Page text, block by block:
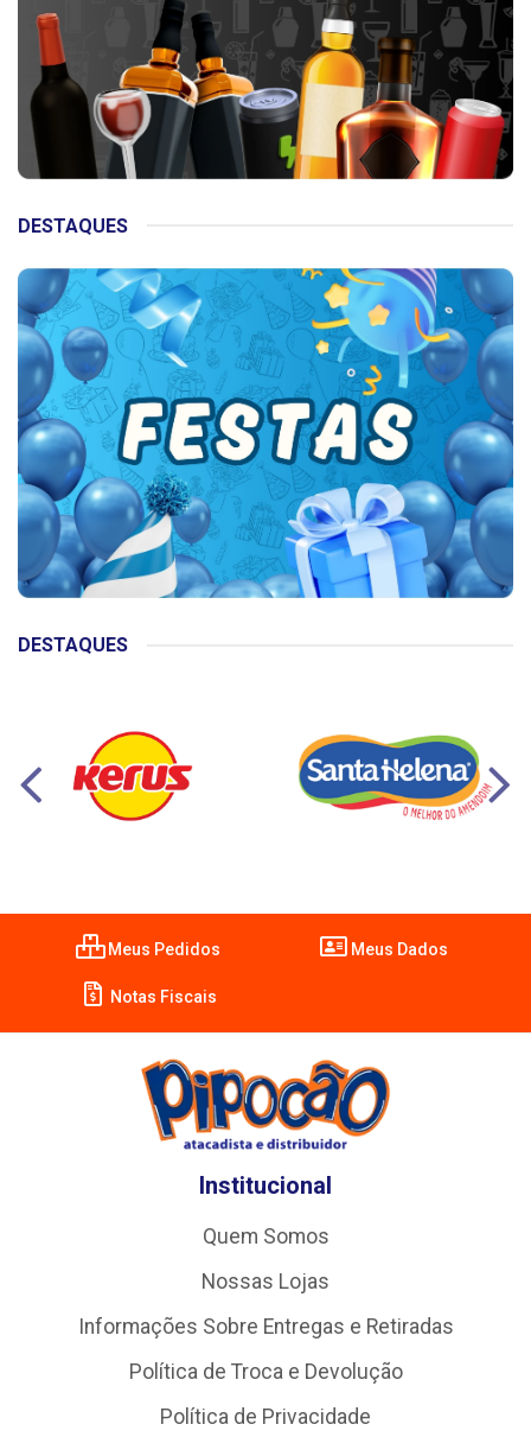
DESTAQUES
DESTAQUES
Meus Pedidos Meus Dados
Notas Fiscais
Institucional
Quem Somos
Nossas Lojas
Informações Sobre Entregas e Retiradas
Política de Troca e Devolução
Política de Privacidade